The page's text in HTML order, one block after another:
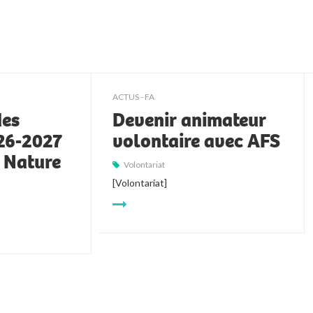
2027
Nature
ACTUS - FA
Devenir animateur
volontaire avec AFS
Volontariat
[Volontariat]